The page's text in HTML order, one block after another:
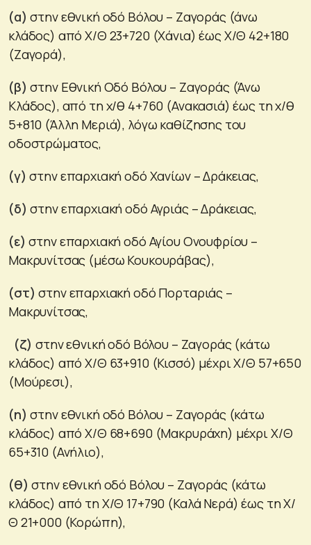
(α) στην εθνική οδό Βόλου – Ζαγοράς (άνω
κλάδος) από Χ/Θ 23+720 (Χάνια) έως Χ/Θ 42+180
(Ζαγορά),
(β) στην Εθνική Οδό Βόλου – Ζαγοράς (Άνω
Κλάδος), από τη χ/θ 4+760 (Ανακασιά) έως τη χ/θ
5+810 (Άλλη Μεριά), λόγω καθίζησης του
οδοστρώματος,
(γ) στην επαρχιακή οδό Χανίων – Δράκειας,
(δ) στην επαρχιακή οδό Αγριάς – Δράκειας,
(ε) στην επαρχιακή οδό Αγίου Ονουφρίου –
Μακρυνίτσας (μέσω Κουκουράβας),
(στ) στην επαρχιακή οδό Πορταριάς –
Μακρυνίτσας,
(ζ) στην εθνική οδό Βόλου – Ζαγοράς (κάτω
κλάδος) από Χ/Θ 63+910 (Κισσό) μέχρι Χ/Θ 57+650
(Μούρεσι),
(η) στην εθνική οδό Βόλου – Ζαγοράς (κάτω
κλάδος) από Χ/Θ 68+690 (Μακρυράχη) μέχρι Χ/Θ
65+310 (Ανήλιο),
(θ) στην εθνική οδό Βόλου – Ζαγοράς (κάτω
κλάδος) από τη Χ/Θ 17+790 (Καλά Νερά) έως τη Χ/
Θ 21+000 (Κορώπη),